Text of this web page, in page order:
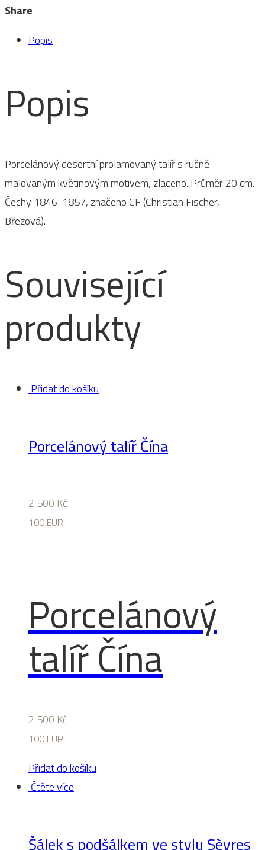
z
Share
Popis
Popis
Porcelánový desertní prolamovaný talíř s ručně
malovaným květinovým motivem, zlaceno. Průměr 20 cm.
Čechy 1846-1857, značeno CF (Christian Fischer,
Březová).
Související
produkty
Přidat do košíku
Porcelánový talíř Čína
2 500 Kč
100 EUR
Porcelánový
talíř Čína
2 500 Kč
100 EUR
Přidat do košíku
Čtěte více
Šálek s podšálkem ve stylu Sèvres